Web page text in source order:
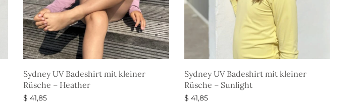
Sydney UV Badeshirt mit kleiner
Rüsche – Heather
$ 41,85
Sydney UV Badeshirt mit kleiner
Rüsche – Sunlight
$ 41,85